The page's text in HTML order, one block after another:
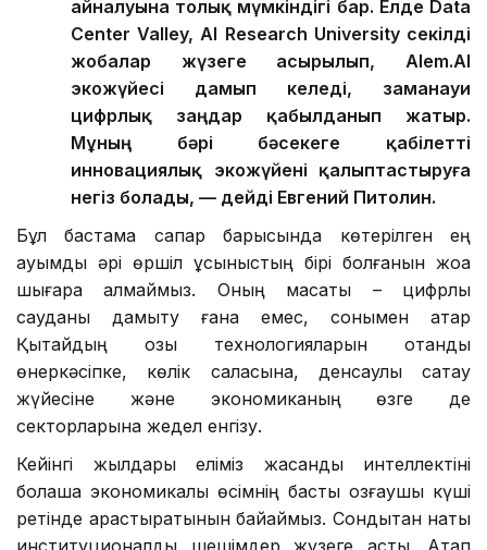
айналуына толық мүмкіндігі бар. Елде Data
Center Valley, AI Research University секілді
жобалар жүзеге асырылып, Alem.AI
экожүйесі дамып келеді, заманауи
цифрлық заңдар қабылданып жатыр.
Мұның бәрі бәсекеге қабілетті
инновациялық экожүйені қалыптастыруға
негіз болады, — дейді Евгений Питолин.
Бұл бастама сапар барысында көтерілген ең
ауқымды әрі өршіл ұсыныстың бірі болғанын жоққа
шығара алмаймыз. Оның мақсаты – цифрлық
сауданы дамыту ғана емес, сонымен қатар
Қытайдың озық технологияларын отандық
өнеркәсіпке, көлік саласына, денсаулық сақтау
жүйесіне және экономиканың өзге де
секторларына жедел енгізу.
Кейінгі жылдары еліміз жасанды интеллектіні
болашақ экономикалық өсімнің басты қозғаушы күші
ретінде қарастыратынын байқаймыз. Сондықтан нақты